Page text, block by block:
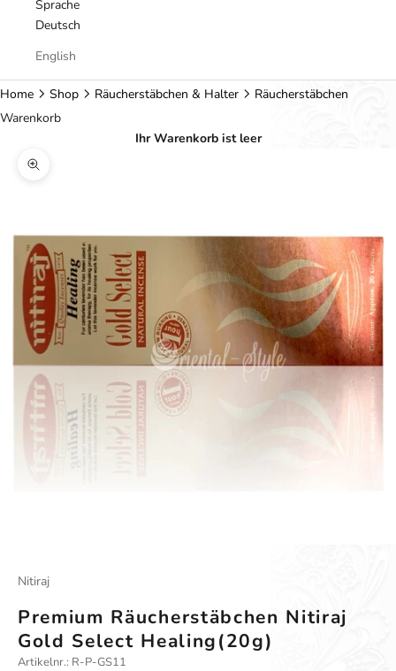
Sprache
Deutsch
English
Home Shop Räucherstäbchen & Halter
Räucherstäbchen
Warenkorb
Ihr Warenkorb ist leer
Bild vergrößern
Nitiraj
Premium Räucherstäbchen Nitiraj
Gold Select Healing(20g)
Artikelnr.: R-P-GS11